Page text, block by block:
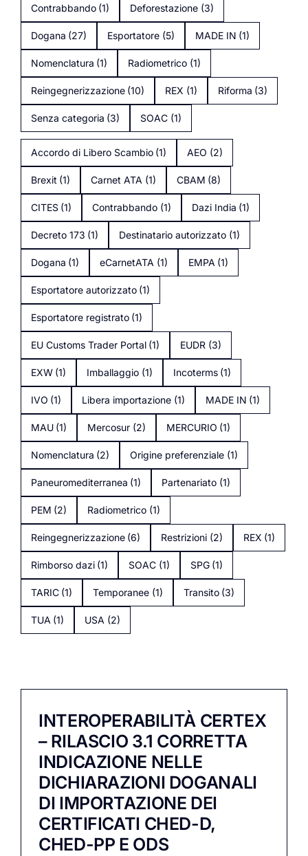
Contrabbando (1) Deforestazione (3)
Dogana (27) Esportatore (5) MADE IN (1)
Nomenclatura (1) Radiometrico (1)
Reingegnerizzazione (10) REX (1) Riforma (3)
Senza categoria (3) SOAC (1)
Accordo di Libero Scambio (1) AEO (2)
Brexit (1) Carnet ATA (1) CBAM (8)
CITES (1) Contrabbando (1) Dazi India (1)
Decreto 173 (1) Destinatario autorizzato (1)
Dogana (1) eCarnetATA (1) EMPA (1)
Esportatore autorizzato (1)
Esportatore registrato (1)
EU Customs Trader Portal (1) EUDR (3)
EXW (1) Imballaggio (1) Incoterms (1)
IVO (1) Libera importazione (1) MADE IN (1)
MAU (1) Mercosur (2) MERCURIO (1)
Nomenclatura (2) Origine preferenziale (1)
Paneuromediterranea (1) Partenariato (1)
PEM (2) Radiometrico (1)
Reingegnerizzazione (6) Restrizioni (2) REX (1)
Rimborso dazi (1) SOAC (1) SPG (1)
TARIC (1) Temporanee (1) Transito (3)
TUA (1) USA (2)
INTEROPERABILITÀ CERTEX
– RILASCIO 3.1 CORRETTA
INDICAZIONE NELLE
DICHIARAZIONI DOGANALI
DI IMPORTAZIONE DEI
CERTIFICATI CHED-D,
CHED-PP E ODS